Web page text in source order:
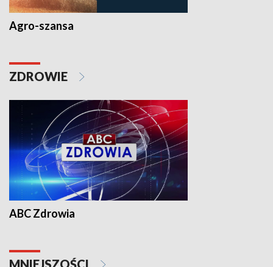
Agro-szansa
ZDROWIE
ABC Zdrowia
MNIEJSZOŚCI